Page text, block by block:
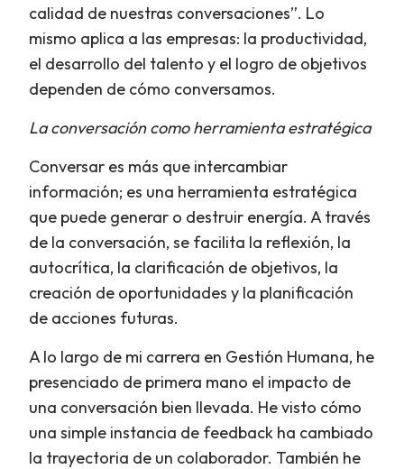
calidad de nuestras conversaciones”. Lo
mismo aplica a las empresas: la productividad,
el desarrollo del talento y el logro de objetivos
dependen de cómo conversamos.
La conversación como herramienta estratégica
Conversar es más que intercambiar
información; es una herramienta estratégica
que puede generar o destruir energía. A través
de la conversación, se facilita la reflexión, la
autocrítica, la clarificación de objetivos, la
creación de oportunidades y la planificación
de acciones futuras.
A lo largo de mi carrera en Gestión Humana, he
presenciado de primera mano el impacto de
una conversación bien llevada. He visto cómo
una simple instancia de feedback ha cambiado
la trayectoria de un colaborador. También he